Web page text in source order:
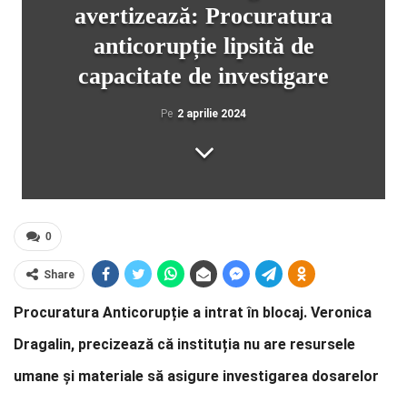
avertizează: Procuratura
anticorupție lipsită de
capacitate de investigare
Pe 2 aprilie 2024
0
Share
Procuratura Anticorupție a intrat în blocaj. Veronica
Dragalin, precizează că instituția nu are resursele
umane și materiale să asigure investigarea dosarelor